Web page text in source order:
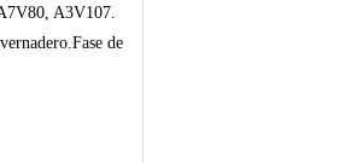
A3V107.
de